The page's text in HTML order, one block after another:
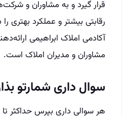
هر سوالی داری بپرس حداکثر تا
بهت زنگ میزنیم
نام و نام خانوادگی
شهر